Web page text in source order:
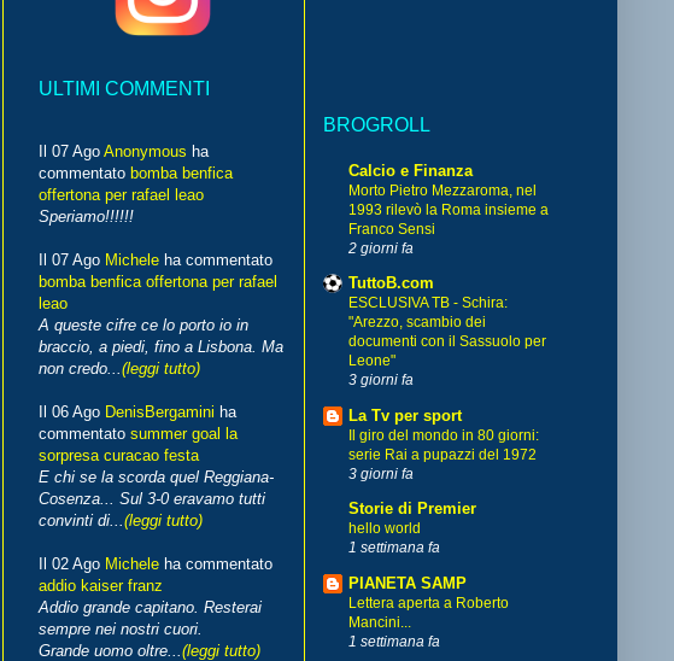
ULTIMI COMMENTI
Il 07 Ago Anonymous ha
commentato bomba benfica
offertona per rafael leao
Speriamo!!!!!!
Il 07 Ago Michele ha commentato
bomba benfica offertona per rafael
leao
A queste cifre ce lo porto io in
braccio, a piedi, fino a Lisbona. Ma
non credo... (leggi tutto)
Il 06 Ago DenisBergamini ha
commentato summer goal la
sorpresa curacao festa
E chi se la scorda quel Reggiana-
Cosenza... Sul 3-0 eravamo tutti
convinti di... (leggi tutto)
Il 02 Ago Michele ha commentato
addio kaiser franz
Addio grande capitano. Resterai
sempre nei nostri cuori.
Grande uomo oltre... (leggi tutto)
BROGROLL
Calcio e Finanza
Morto Pietro Mezzaroma, nel
1993 rilevò la Roma insieme a
Franco Sensi
2 giorni fa
TuttoB.com
ESCLUSIVA TB - Schira:
"Arezzo, scambio dei
documenti con il Sassuolo per
Leone"
3 giorni fa
La Tv per sport
Il giro del mondo in 80 giorni:
serie Rai a pupazzi del 1972
3 giorni fa
Storie di Premier
hello world
1 settimana fa
PIANETA SAMP
Lettera aperta a Roberto
Mancini...
1 settimana fa